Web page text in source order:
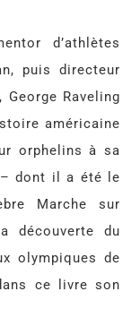
d’athlètes
puis directeur
Raveling
américaine
orphelins à sa
– dont il a été le
Marche sur
découverte du
olympiques de
ce livre son